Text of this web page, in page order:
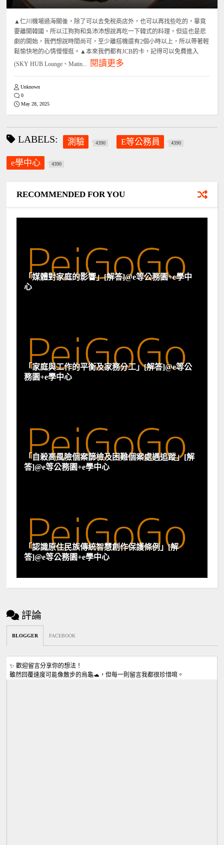
▲仁川機場過海關後，除了可以去免稅商店外，也可以再找些吃的，畢竟
要離開韓國，所以江狗狗和吳沛沛想說再吃一下韓式的料理，但這也是悲
劇的開始，我們想說時間尚可，至少離搭機還有2個小時以上，所以帶著輕
鬆愉快地的心情慢慢逛。▲本來我們都有JCB的卡，記得可以免費進入
(SKY HUB Lounge、Matin...
閱讀更多
Unknown
0
May 28, 2025
LABELS: 測驗 4390 E等公務員 4390
e學中心 4390
RECOMMENDED FOR YOU
「媒體對家庭的影響」[解答]@e等公務園+e學中
心
「家庭與工作的平衡及家務分工」[解答]@e等公
務園+e學中心
「自殺高風險個案篩檢及困難個案處遇追蹤」[解
答]@e等公務園+e學中心
「認識原住民族傳統智慧創作保護條例」[解
答]@e等公務園+e學中心
評論
BLOGGER FACEBOOK
✨ 歡迎留言分享你的想法！
雖然回覆速度可能像散步的烏龜🐢，但每一則留言我都很珍惜唷。